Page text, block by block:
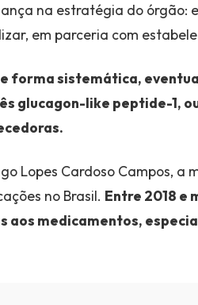
na estratégia do órgão:
em parceria com
forma sistemática,
glucagon-like peptide-1,
Lopes Cardoso Campos, a
no Brasil. Entre 2018 e
aos medicamentos,